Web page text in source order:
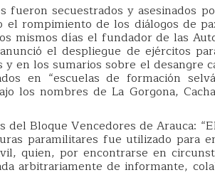
fueron secuestrados y asesinados
rompimiento de los diálogos de
mismos días el fundador de las
el despliegue de ejércitos
en los sumarios sobre el desangre
en “escuelas de formación
los nombres de La Gorgona,
Bloque Vencedores de Arauca:
paramilitares fue utilizado para
quien, por encontrarse en
arbitrariamente de informante,